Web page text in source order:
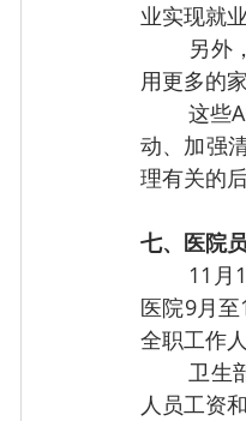
业实现就业
另外
用更多的
这些
动、加强
理有关的
七、医院
11月
医院9月
全职工作
卫生
人员工资